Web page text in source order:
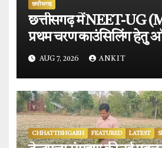
छत्तीसगढ़
छत्तीसगढ़ में NEET-UG
प्रथम चरण काउंसिलिंग हेतु
प्रारंभ.
AUG 7, 2026 ANKIT
CHHATTISHGARH FEATURED LATEST